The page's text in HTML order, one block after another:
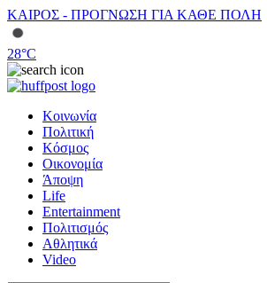
ΚΑΙΡΟΣ - ΠΡΟΓΝΩΣΗ ΓΙΑ ΚΑΘΕ ΠΟΛΗ
28°C
Κοινωνία
Πολιτική
Κόσμος
Οικονομία
Άποψη
Life
Entertainment
Πολιτισμός
Αθλητικά
Video